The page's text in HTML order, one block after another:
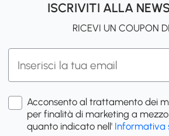
ISCRIVITI ALLA
RICEVI UN COUPON
Acconsento al trattamento dei
per finalità di marketing a
quanto indicato nell' Informativa